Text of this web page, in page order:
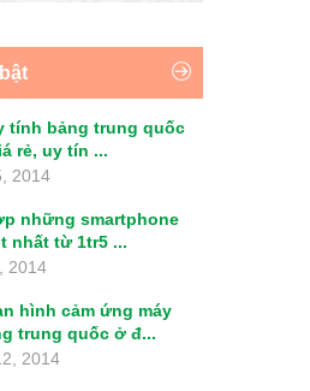
tính bảng trung quốc
rẻ, uy tín ...
2014
những smartphone
nhất từ 1tr5 ...
2014
hình cảm ứng máy
trung quốc ở đ...
2014